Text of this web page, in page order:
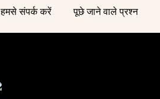
हमसे संपर्क करें पूछे जाने वाले प्रश्न